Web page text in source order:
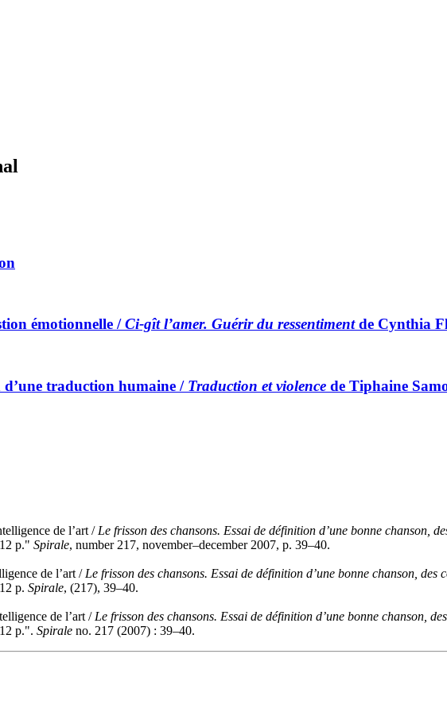
émotionnelle /Ci-gît l’amer. Guérir du ressentimentde Cynthia
d’une traduction humaine / Traduction et violence de Tiphaine
de l’art / Le frisson des chansons. Essai de définition d’une bonne chanson,
p." Spirale, number 217, november–december 2007, p. 39–40.
de l’art / Le frisson des chansons. Essai de définition d’une bonne chanson,
p. Spirale, (217), 39–40.
de l’art / Le frisson des chansons. Essai de définition d’une bonne chanson,
p.". Spirale no. 217 (2007) : 39–40.